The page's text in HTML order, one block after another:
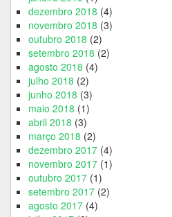
dezembro 2018 (4)
novembro 2018 (3)
outubro 2018 (2)
setembro 2018 (2)
agosto 2018 (4)
julho 2018 (2)
junho 2018 (3)
maio 2018 (1)
abril 2018 (3)
março 2018 (2)
dezembro 2017 (4)
novembro 2017 (1)
outubro 2017 (1)
setembro 2017 (2)
agosto 2017 (4)